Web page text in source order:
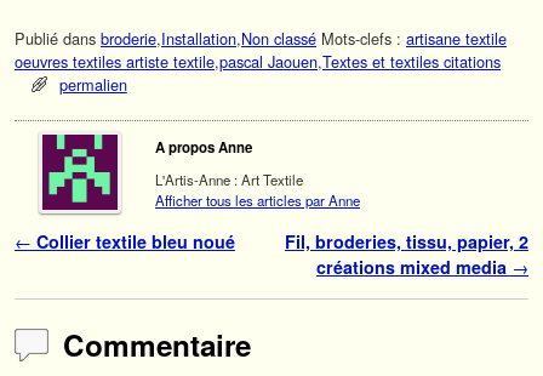
Publié dans broderie,Installation,Non classé Mots-clefs : artisane textile
oeuvres textiles artiste textile,pascal Jaouen,Textes et textiles citations
permalien
A propos Anne
L'Artis-Anne : Art Textile
Afficher tous les articles par Anne
Navigation des articles
← Collier textile bleu noué
Fil, broderies, tissu, papier, 2
créations mixed media →
Commentaire